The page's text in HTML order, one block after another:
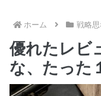
ホーム 戦略
優れたレビ
な、たった